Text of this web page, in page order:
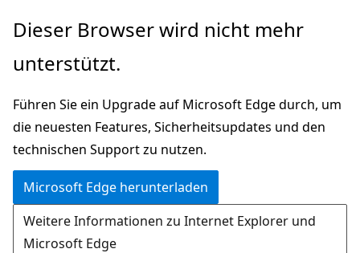
Zu
wechseln
Zur
springen
Dieser Browser wird nicht mehr
unterstützt.
Führen Sie ein Upgrade auf Microsoft Edge durch, um
die neuesten Features, Sicherheitsupdates und den
technischen Support zu nutzen.
Microsoft Edge herunterladen
Weitere Informationen zu Internet Explorer und
Microsoft Edge